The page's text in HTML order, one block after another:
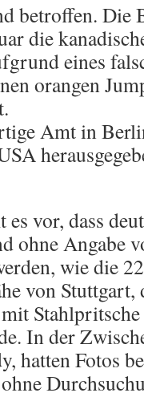
betroffen.
die
eines
orangen
Amt in
vor, dass
ohne Angabe
wie die
von
In der
hatten Fotos